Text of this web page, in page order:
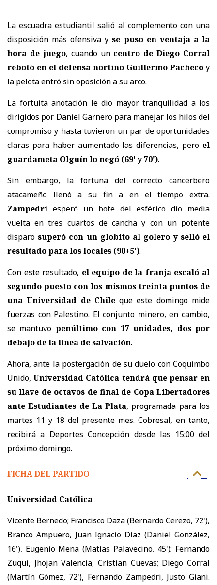
La escuadra estudiantil salió al complemento con una
disposición más ofensiva yse puso en ventaja a la
hora de juego, cuando uncentro de Diego Corral
rebotó en el defensa nortino Guillermo Pacheco y
la pelota entró sin oposición a su arco.
La fortuita anotación le dio mayor tranquilidad a los
dirigidos por Daniel Garnero para manejar los hilos del
compromiso y hasta tuvieron un par de oportunidades
claras para haber aumentado las diferencias, pero el
guardameta Olguín lo negó (69' y 70').
Sin embargo, la fortuna del correcto cancerbero
atacameño llenó a su fin a en el tiempo extra.
Zampedri esperó un bote del esférico dio media
vuelta en tres cuartos de cancha y con un potente
disparosuperó con un globito al golero y selló el
resultado para los locales (90+5').
Con este resultado, el equipo de la franja escaló al
segundo puesto con los mismos treinta puntos de
una Universidad de Chileque este domingo mide
fuerzas con Palestino. El conjunto minero, en cambio,
se mantuvo penúltimo con 17 unidades, dos por
debajo de la línea de salvación.
Ahora, ante la postergación de su duelo con Coquimbo
Unido,Universidad Católica tendrá que pensar en
su llave de octavos de final de Copa Libertadores
ante Estudiantes de La Plata, programada para los
martes 11 y 18 del presente mes. Cobresal, en tanto,
recibirá a Deportes Concepción desde las 15:00 del
próximo domingo.
FICHA DEL PARTIDO
Universidad Católica
Vicente Bernedo; Francisco Daza (Bernardo Cerezo, 72'),
Branco Ampuero, Juan Ignacio Díaz (Daniel González,
16'), Eugenio Mena (Matías Palavecino, 45'); Fernando
Zuqui, Jhojan Valencia, Cristian Cuevas; Diego Corral
(Martín Gómez, 72'), Fernando Zampedri, Justo Giani.